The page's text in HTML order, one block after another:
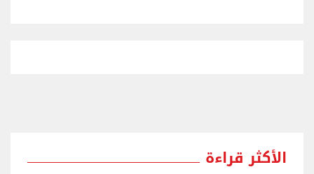
الأكثر قراءة